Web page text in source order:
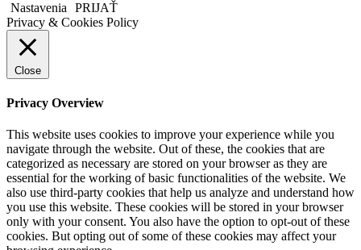
Nastavenia
PRIJAŤ
Privacy & Cookies Policy
Close
Privacy Overview
This website uses cookies to improve your experience while you
navigate through the website. Out of these, the cookies that are
categorized as necessary are stored on your browser as they are
essential for the working of basic functionalities of the website. We
also use third-party cookies that help us analyze and understand how
you use this website. These cookies will be stored in your browser
only with your consent. You also have the option to opt-out of these
cookies. But opting out of some of these cookies may affect your